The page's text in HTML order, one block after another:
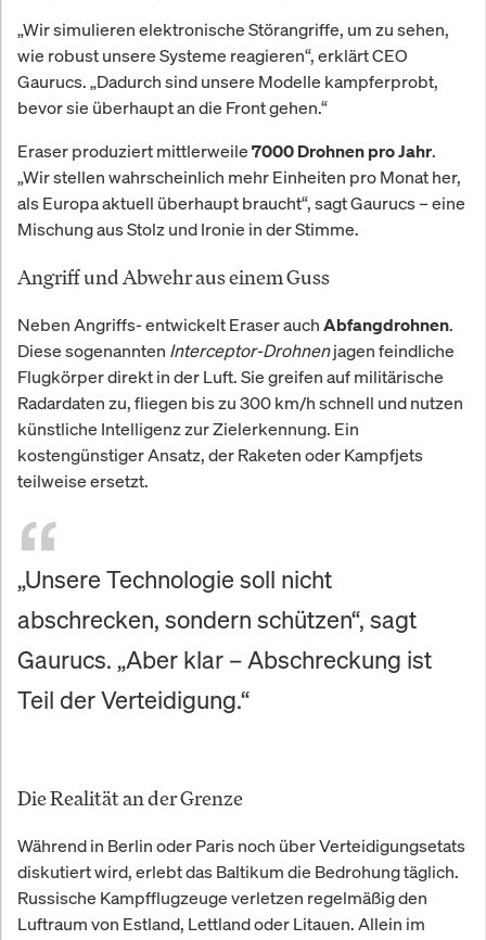
„Wir simulieren elektronische Störangriffe, um zu sehen,
wie robust unsere Systeme reagieren“, erklärt CEO
Gaurucs. „Dadurch sind unsere Modelle kampferprobt,
bevor sie überhaupt an die Front gehen.“
Eraser produziert mittlerweile 7000 Drohnen pro Jahr.
„Wir stellen wahrscheinlich mehr Einheiten pro Monat her,
als Europa aktuell überhaupt braucht“, sagt Gaurucs – eine
Mischung aus Stolz und Ironie in der Stimme.
Angriff und Abwehr aus einem Guss
Neben Angriffs- entwickelt Eraser auch Abfangdrohnen.
Diese sogenannten Interceptor-Drohnenjagen feindliche
Flugkörper direkt in der Luft. Sie greifen auf militärische
Radardaten zu, fliegen bis zu 300 km/h schnell und nutzen
künstliche Intelligenz zur Zielerkennung. Ein
kostengünstiger Ansatz, der Raketen oder Kampfjets
teilweise ersetzt.
„Unsere Technologie soll nicht
abschrecken, sondern schützen“, sagt
Gaurucs. „Aber klar – Abschreckung ist
Teil der Verteidigung.“
Die Realität an der Grenze
Während in Berlin oder Paris noch über Verteidigungsetats
diskutiert wird, erlebt das Baltikum die Bedrohung täglich.
Russische Kampfflugzeuge verletzen regelmäßig den
Luftraum von Estland, Lettland oder Litauen. Allein im